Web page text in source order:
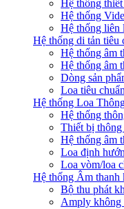
Hệ thống
Hệ thống
Hệ thống liên
Hệ thống di tản tiêu
Hệ thống âm
Hệ thống âm
Dòng sản
Loa tiêu
Hệ thống Loa
Hệ thống
Thiết bị thông
Hệ thống âm
Loa định
Loa vòm/loa
Hệ thống Âm
Bộ thu phát
Amply